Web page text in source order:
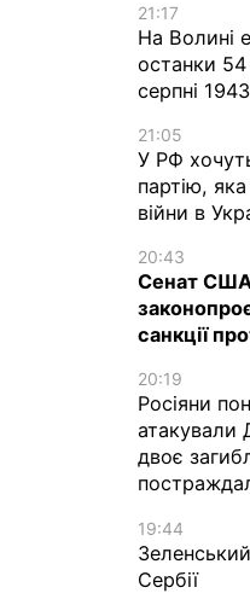
21:17
На Волині
останки
серпні
21:05
У РФ
партію,
війни в
20:43
Сенат США
санкції
20:19
Росіяни
атакували
двоє
19:44
Сербії